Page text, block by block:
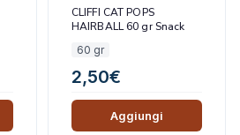
CLIFFI CAT POPS
HAIRBALL 60 gr Snack
60 gr
2,50€
Aggiungi